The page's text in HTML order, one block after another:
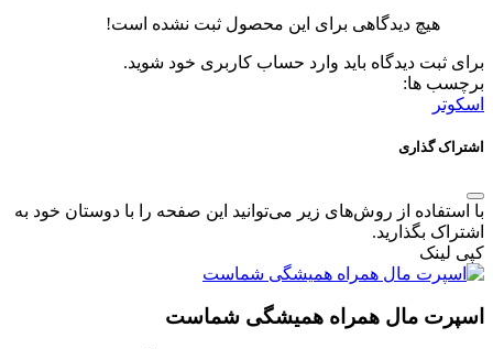
هیچ دیدگاهی برای این محصول ثبت نشده است!
برای ثبت دیدگاه باید وارد حساب کاربری خود شوید.
برچسب ها:
اسکوتر
اشتراک گذاری
با استفاده از روش‌های زیر می‌توانید این صفحه را با دوستان خود به
اشتراک بگذارید.
کپی لینک
اسپرت مال همراه همیشگی شماست